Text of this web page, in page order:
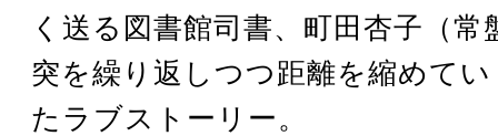
く送る図書館司書、町田杏子（常
突を繰り返しつつ距離を縮めて
たラブストーリー。